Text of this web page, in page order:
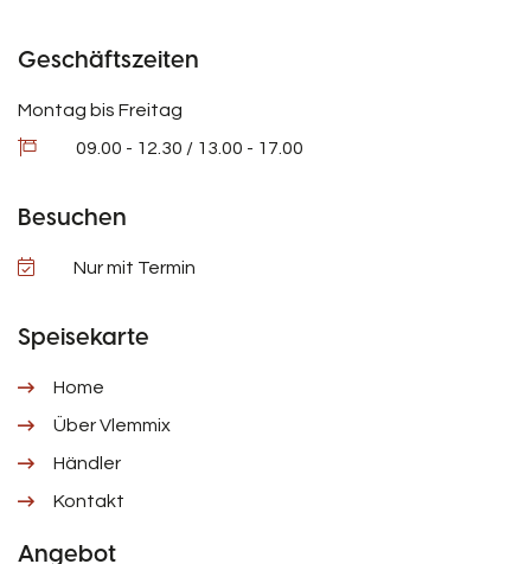
Geschäftszeiten
Montag bis Freitag
09.00 - 12.30 / 13.00 - 17.00
Besuchen
Nur mit Termin
Speisekarte
Home
Über Vlemmix
Händler
Kontakt
Angebot